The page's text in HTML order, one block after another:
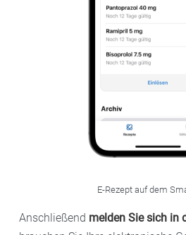
E-Rezept auf dem
Anschließend melden Sie sich in